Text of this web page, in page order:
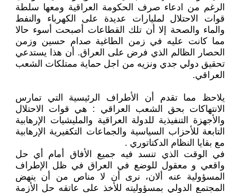
الرغم من ادعاء صرف الحكومة العراقية ومعها سلطة
قوات الاحتلال لمليارات عديدة على الكهرباء والنفط
والماء والصحة إلا أن تلك القطاعات أصبحت أسوء حالا
مما كانت عليه في زمن الطاغية صدام حسين وزمن
الحصار الظالم الذي فرض على العراق. أن هذا يستدعي
تحقيق دولي جدي ونزيه من اجل حماية ممتلكات الشعب
العراقي.
يلاحظ مما تقدم أن الأطراف الرئيسية التي تمارس
الانتهاكات بحق الشعب العراقي : هي قوات الاحتلال
والأجهزة التنفيذية للدولة العراقية والمليشيات الإرهابية
التابعة للأحزاب السياسية والجماعات التكفيرية الإرهابية
مع بقايا النظام الدكتاتوري .
في الوقت الذي تنسد فيه جميع الأفاق أمام أي حل
واقعي و معقول للوضع في العراق في ظل الإطراف
المسؤولية عنه ألان، نرى أن لا مناص من أن ينهض
المجتمع الدولي بمسؤوليته للأخذ على عاتقه حل الأزمة